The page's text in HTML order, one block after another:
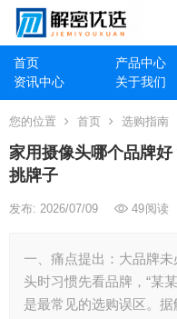
首页 产品中心
资讯中心
关于我们
您的位置 首页 选购指南
家用摄像头哪个品牌
挑牌子
发布: 2026/07/09 49阅读
一、痛点提出：大品牌
头时习惯先看品牌，“某
是最常见的选购误区。